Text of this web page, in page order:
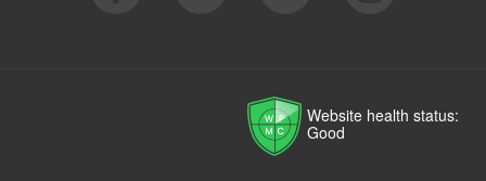
Website health status:
Good